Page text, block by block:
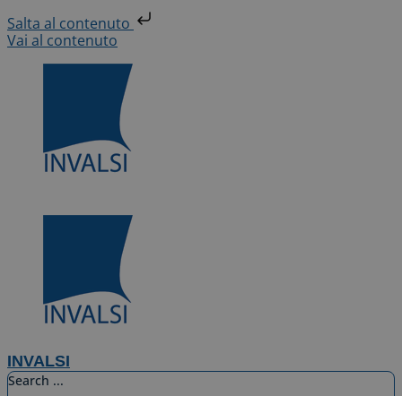
Salta al contenuto
Vai al contenuto
INVALSI
Search ...